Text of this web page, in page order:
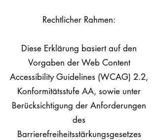
Rechtlicher Rahmen:
Diese Erklärung basiert auf den
Vorgaben der Web Content
Accessibility Guidelines (WCAG) 2.2,
Konformitätsstufe AA, sowie unter
Berücksichtigung der Anforderungen
des
Barrierefreiheitsstärkungsgesetzes